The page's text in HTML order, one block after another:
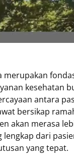
merupakan
kesehatan
antara
bersikap
akan merasa
lengkap dari
yang tepat.